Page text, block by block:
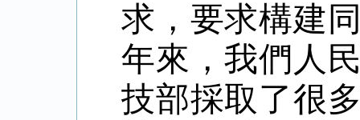
求，要求構建
年來，我們人
技部採取了很